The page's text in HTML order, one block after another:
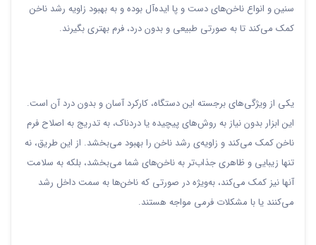
سنین و انواع ناخن‌های دست و پا ایده‌آل بوده و به بهبود زاویه رشد ناخن
کمک می‌کند تا به صورتی طبیعی و بدون درد، فرم بهتری بگیرند.
یکی از ویژگی‌های برجسته این دستگاه، کارکرد آسان و بدون درد آن است.
این ابزار بدون نیاز به روش‌های پیچیده یا دردناک، به تدریج به اصلاح فرم
ناخن کمک می‌کند و زاویه‌ی رشد ناخن را بهبود می‌بخشد. از این طریق، نه
تنها زیبایی و ظاهری جذاب‌تر به ناخن‌های شما می‌بخشد، بلکه به سلامت
آنها نیز کمک می‌کند، به‌ویژه در صورتی که ناخن‌ها به سمت داخل رشد
می‌کنند یا با مشکلات فرمی مواجه هستند.